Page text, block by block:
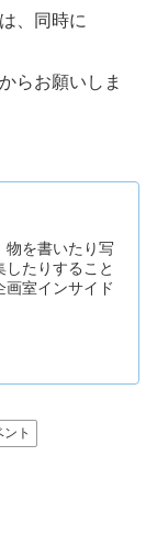
、同時に
からお願いしま
物を書いたり写
たりすること
画室インサイド
ト